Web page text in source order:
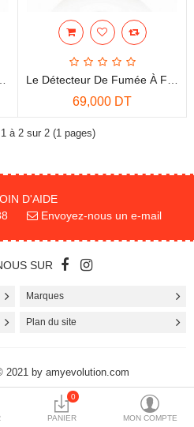
0
PANIER MON COMPTE
69,000 DT
à 2 sur 2 (1 pages)
D'AIDE
Envoyez-nous un e-mail
SUR
Marques
Plan du site
2021 by amyevolution.com